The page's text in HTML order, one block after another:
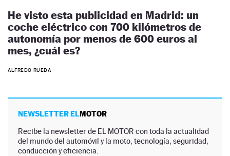
He visto esta publicidad en Madrid: un
coche eléctrico con 700 kilómetros de
autonomía por menos de 600 euros al
mes, ¿cuál es?
ALFREDO RUEDA
NEWSLETTER ELMOTOR
Recibe la newsletter de EL MOTOR con toda la actualidad
del mundo del automóvil y la moto, tecnología, seguridad,
conducción y eficiencia.